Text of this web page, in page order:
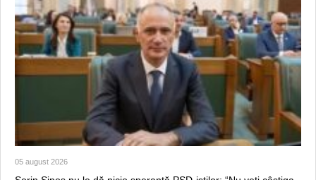
05 august 2026